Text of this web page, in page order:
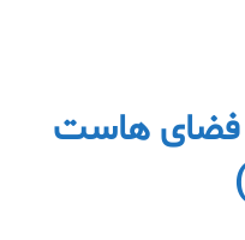
هاست